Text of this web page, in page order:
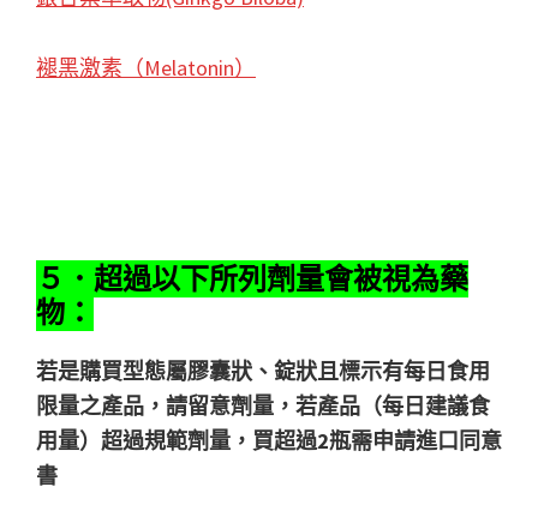
褪黑激素（Melatonin）
５．超過以下所列劑量會被視為藥
物：
若是購買型態屬膠囊狀、錠狀且標示有每日食用
限量之產品，請留意劑量，若產品（每日建議食
用量）超過規範劑量，買超過2瓶需申請進口同意
書